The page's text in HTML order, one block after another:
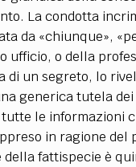
La condotta
da «chiunque»,
ufficio, o della
di un segreto, lo
generica tutela
le informazioni
in ragione del
della fattispecie è